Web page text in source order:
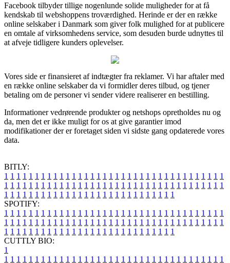
Facebook tilbyder tillige nogenlunde solide muligheder for at få
kendskab til webshoppens troværdighed. Herinde er der en række
online selskaber i Danmark som giver folk mulighed for at publicere
en omtale af virksomhedens service, som desuden burde udnyttes til
at afveje tidligere kunders oplevelser.
Vores side er finansieret af indtægter fra reklamer. Vi har aftaler med
en række online selskaber da vi formidler deres tilbud, og tjener
betaling om de personer vi sender videre realiserer en bestilling.
Informationer vedrørende produkter og netshops opretholdes nu og
da, men det er ikke muligt for os at give garantier imod
modifikationer der er foretaget siden vi sidste gang opdaterede vores
data.
BITLY:
1 1 1 1 1 1 1 1 1 1 1 1 1 1 1 1 1 1 1 1 1 1 1 1 1 1 1 1 1 1 1 1 1 1 1 1
1 1 1 1 1 1 1 1 1 1 1 1 1 1 1 1 1 1 1 1 1 1 1 1 1 1 1 1 1 1 1 1 1 1 1 1
1 1 1 1 1 1 1 1 1 1 1 1 1 1 1 1 1 1 1 1 1 1 1 1 1 1 1 1
SPOTIFY:
1 1 1 1 1 1 1 1 1 1 1 1 1 1 1 1 1 1 1 1 1 1 1 1 1 1 1 1 1 1 1 1 1 1 1 1
1 1 1 1 1 1 1 1 1 1 1 1 1 1 1 1 1 1 1 1 1 1 1 1 1 1 1 1 1 1 1 1 1 1 1 1
1 1 1 1 1 1 1 1 1 1 1 1 1 1 1 1 1 1 1 1 1 1 1 1 1 1 1 1
CUTTLY BIO:
1
1 1 1 1 1 1 1 1 1 1 1 1 1 1 1 1 1 1 1 1 1 1 1 1 1 1 1 1 1 1 1 1 1 1 1 1